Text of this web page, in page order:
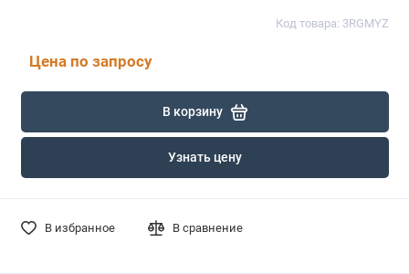
Код товара: 3RGMYZ
Цена по запросу
В корзину
Узнать цену
В избранное В сравнение